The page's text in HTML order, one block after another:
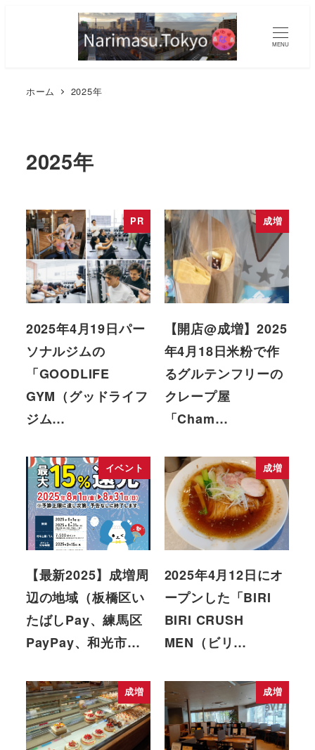
MENU
ホーム 2025年
2025年
PR
2025年4月19日パー
ソナルジムの
「GOODLIFE
GYM（グッドライフ
ジム…
成増
【開店@成増】2025
年4月18日米粉で作
るグルテンフリーの
クレープ屋
「Cham…
イベント
【最新2025】成増周
辺の地域（板橋区い
たばしPay、練馬区
PayPay、和光市…
成増
2025年4月12日にオ
ープンした「BIRI
BIRI CRUSH
MEN（ビリ…
成増 成増